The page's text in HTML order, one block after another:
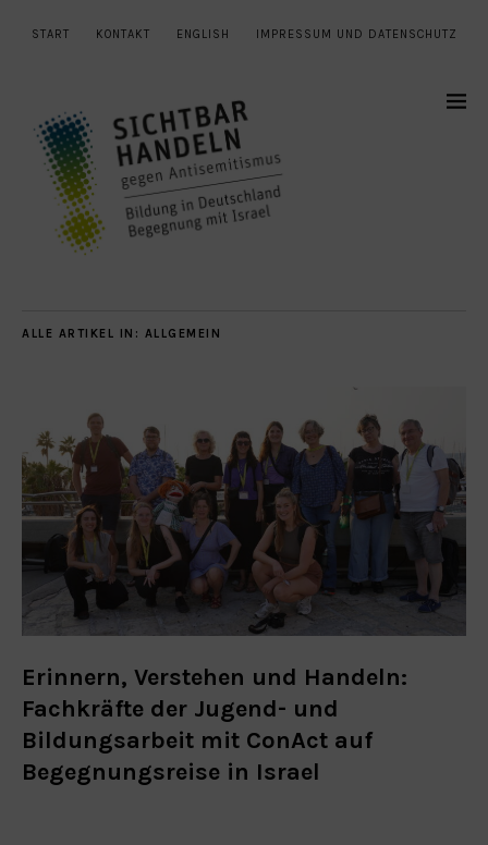
START KONTAKT ENGLISH IMPRESSUM UND DATENSCHUTZ
ALLE ARTIKEL IN: ALLGEMEIN
Erinnern, Verstehen und Handeln:
Fachkräfte der Jugend- und
Bildungsarbeit mit ConAct auf
Begegnungsreise in Israel